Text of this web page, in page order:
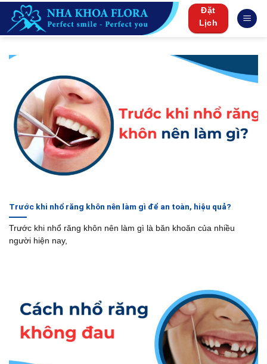
content
Đặt
Lịch
Trước khi nhổ răng khôn nên làm gì để an toàn, hiệu quả?
Trước khi nhổ răng khôn nên làm gì là băn khoăn của nhiều
người hiện nay,